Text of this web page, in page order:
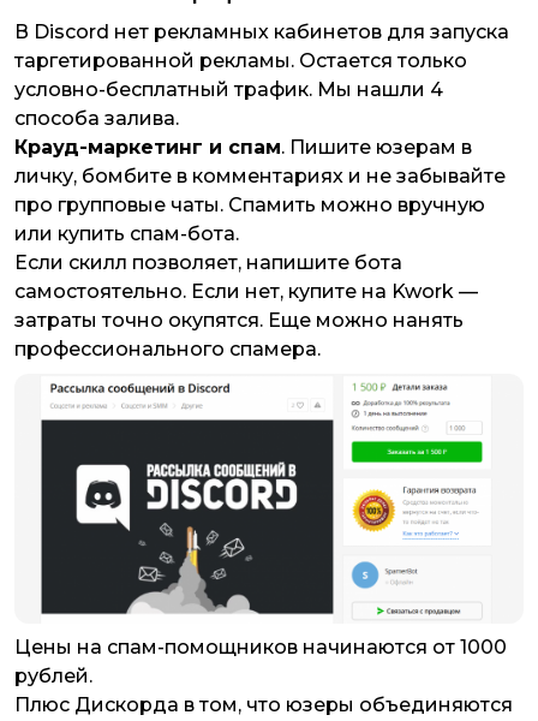
В Discord нет рекламных кабинетов для запуска
таргетированной рекламы. Остается только
условно-бесплатный трафик. Мы нашли 4
способа залива.
Крауд-маркетинг и спам. Пишите юзерам в
личку, бомбите в комментариях и не забывайте
про групповые чаты. Спамить можно вручную
или купить спам-бота.
Если скилл позволяет, напишите бота
самостоятельно. Если нет, купите на Kwork —
затраты точно окупятся. Еще можно нанять
профессионального спамера.
Цены на спам-помощников начинаются от 1000
рублей.
Плюс Дискорда в том, что юзеры объединяются